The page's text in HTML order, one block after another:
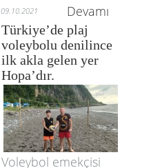
09.10.2021 Devamı
Türkiye’de plaj
voleybolu denilince
ilk akla gelen yer
Hopa’dır.
Voleybol emekçisi